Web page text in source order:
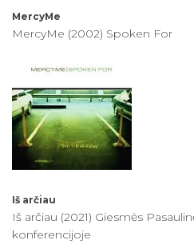
MercyMe
MercyMe (2002) Spoken For
Iš arčiau
Iš arčiau (2021) Giesmės
konferencijoje